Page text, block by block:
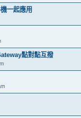
一起應用
點對點互撥